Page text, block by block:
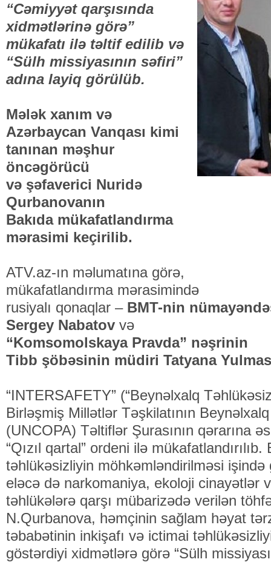
“Cəmiyyət qarşısında
xidmətlərinə görə”
mükafatı ilə təltif edilib və
“Sülh missiyasının səfiri”
adına layiq görülüb.
Mələk xanım və
Azərbaycan Vanqası kimi
tanınan məşhur
öncəgörücü
və şəfaverici Nuridə
Qurbanovanın
Bakıda mükafatlandırma
mərasimi keçirilib.
ATV.az-ın məlumatına görə,
mükafatlandırma mərasimində
rusiyalı qonaqlar – BMT-nin
Sergey Nabatov və
“Komsomolskaya Pravda” nəşrinin
Tibb şöbəsinin müdiri Tatyana
“INTERSAFETY” (“Beynəlxalq
Birləşmiş Millətlər Təşkilatının
(UNCOPA) Təltiflər Şurasının qərarına
“Qızıl qartal” ordeni ilə
təhlükəsizliyin möhkəmləndirilməsi
eləcə də narkomaniya, ekoloji cinayətlər
təhlükələrə qarşı mübarizədə verilən
N.Qurbanova, həmçinin sağlam həyat
təbabətinin inkişafı və ictimai
göstərdiyi xidmətlərə görə “Sülh